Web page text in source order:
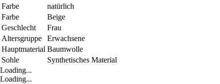
Farbe
natürlich
Farbe
Beige
Geschlecht
Frau
Altersgruppe
Erwachsene
Hauptmaterial Baumwolle
Sohle
Synthetisches Material
Loading...
Loading...